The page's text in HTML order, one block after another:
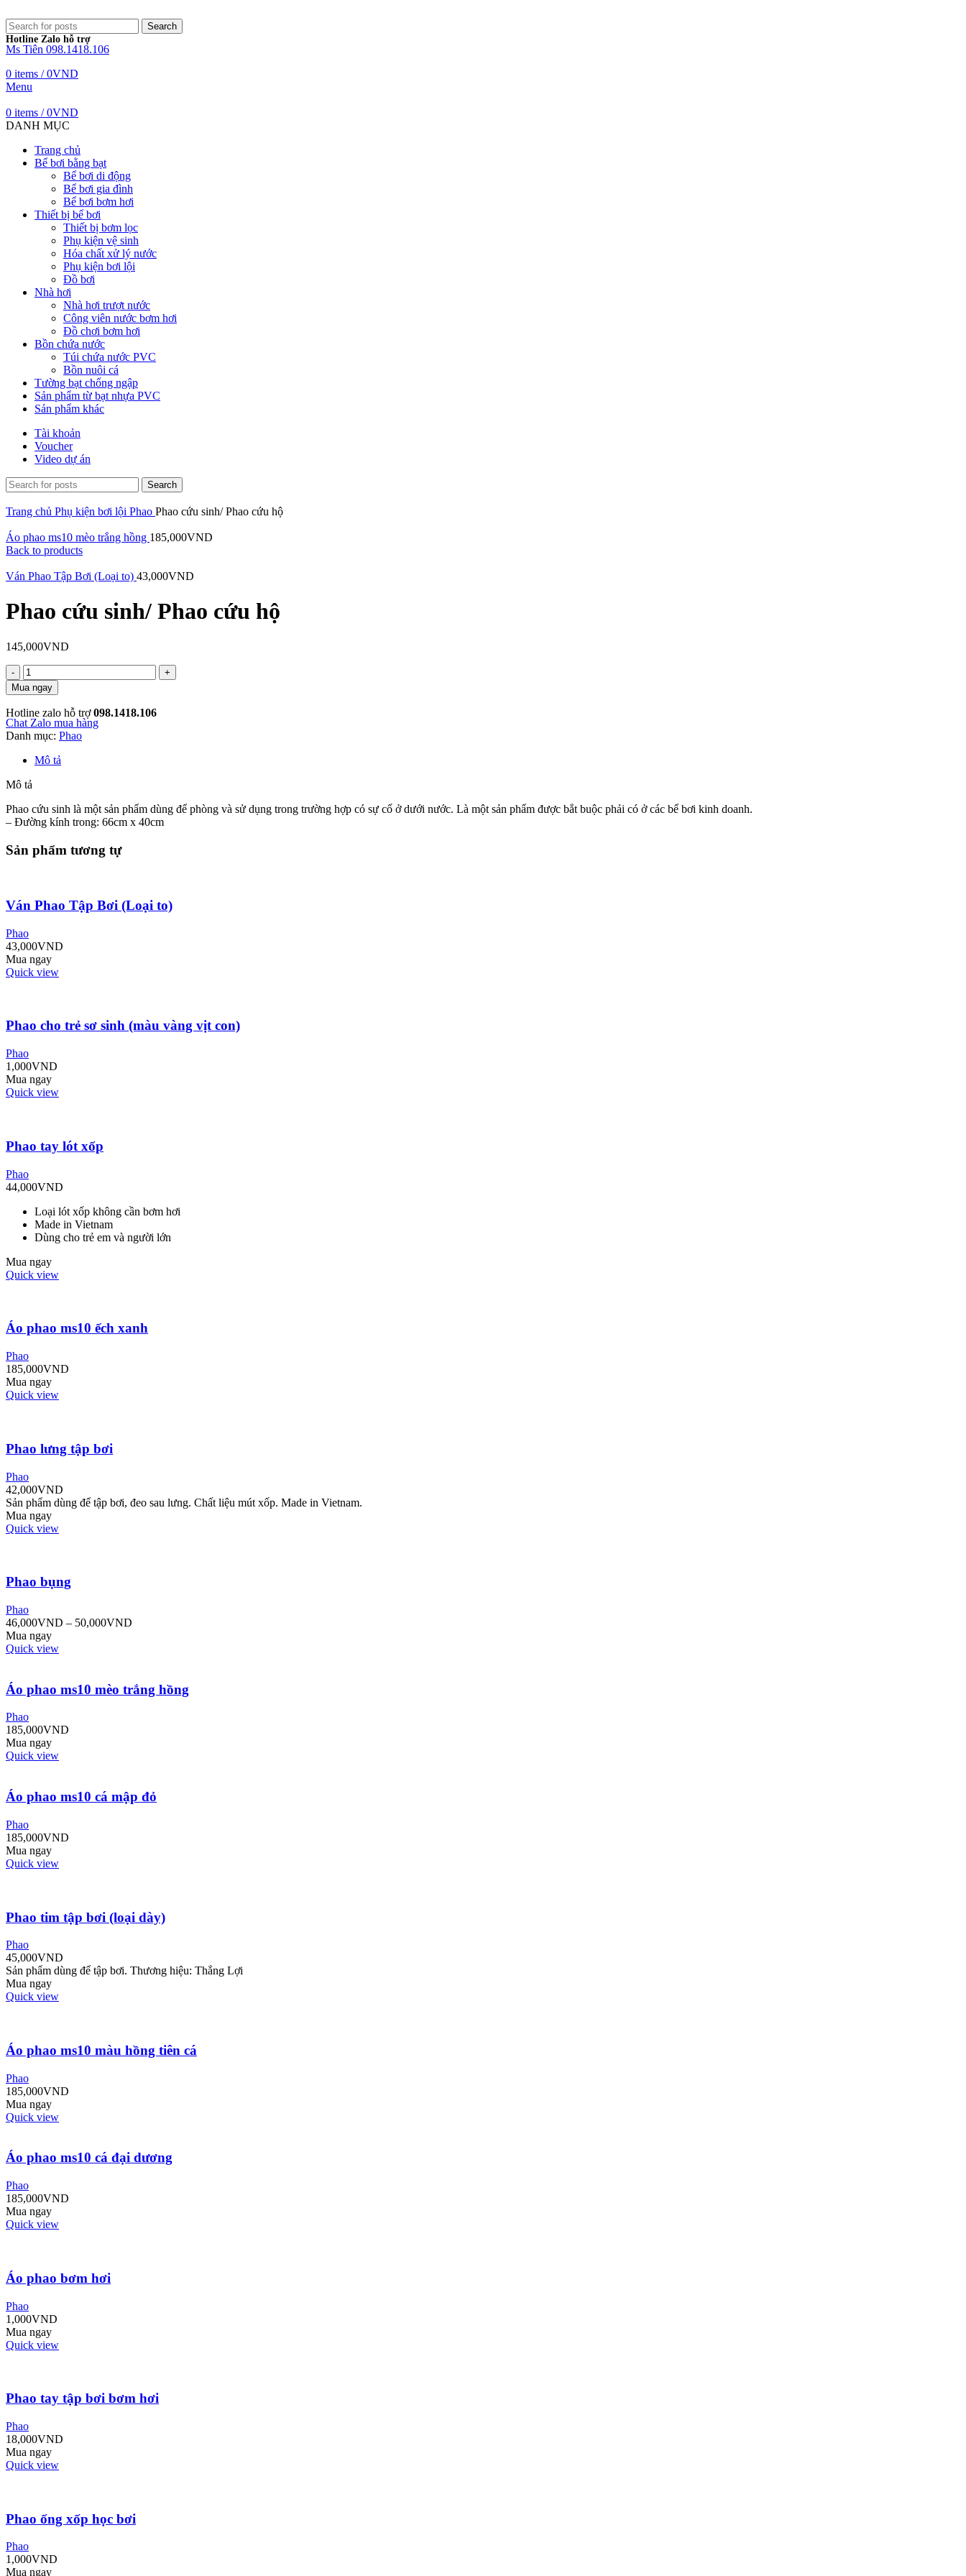
Search
Hotline Zalo hỗ trợ
Ms Tiên 098.1418.106
0 items / 0VND
Menu
0 items / 0VND
DANH MỤC
Trang chủ
Bể bơi bằng bạt
Bể bơi di động
Bể bơi gia đình
Bể bơi bơm hơi
Thiết bị bể bơi
Thiết bị bơm lọc
Phụ kiện vệ sinh
Hóa chất xử lý nước
Phụ kiện bơi lội
Đồ bơi
Nhà hơi
Nhà hơi trượt nước
Công viên nước bơm hơi
Đồ chơi bơm hơi
Bồn chứa nước
Túi chứa nước PVC
Bồn nuôi cá
Tường bạt chống ngập
Sản phẩm từ bạt nhựa PVC
Sản phẩm khác
Tài khoản
Voucher
Video dự án
Search
Trang chủ Phụ kiện bơi lội Phao Phao cứu sinh/ Phao cứu hộ
Áo phao ms10 mèo trắng hồng 185,000VND
Back to products
Ván Phao Tập Bơi (Loại to) 43,000VND
Phao cứu sinh/ Phao cứu hộ
145,000VND
Phao
cứu
sinh/
Phao
cứu
hộ
lượng
Mua ngay
Hotline zalo hỗ trợ098.1418.106
Chat Zalo mua hàng
Danh mục: Phao
Mô tả
Mô tả
Phao cứu sinh là một sản phẩm dùng để phòng và sử dụng trong trường hợp có sự cố ở dưới nước. Là một sản phẩm được bắt buộc phải có ở các bể bơi kinh doanh.
– Đường kính trong: 66cm x 40cm
Sản phẩm tương tự
Ván Phao Tập Bơi (Loại to)
Phao
43,000VND
Mua ngay
Quick view
Phao cho trẻ sơ sinh (màu vàng vịt con)
Phao
1,000VND
Mua ngay
Quick view
Phao tay lót xốp
Phao
44,000VND
Loại lót xốp không cần bơm hơi
Made in Vietnam
Dùng cho trẻ em và người lớn
Mua ngay
Quick view
Áo phao ms10 ếch xanh
Phao
185,000VND
Mua ngay
Quick view
Phao lưng tập bơi
Phao
42,000VND
Sản phẩm dùng để tập bơi, đeo sau lưng. Chất liệu mút xốp. Made in Vietnam.
Mua ngay
Quick view
Phao bụng
Phao
46,000VND – 50,000VND
Mua ngay
Quick view
Áo phao ms10 mèo trắng hồng
Phao
185,000VND
Mua ngay
Quick view
Áo phao ms10 cá mập đỏ
Phao
185,000VND
Mua ngay
Quick view
Phao tim tập bơi (loại dày)
Phao
45,000VND
Sản phẩm dùng để tập bơi. Thương hiệu: Thắng Lợi
Mua ngay
Quick view
Áo phao ms10 màu hồng tiên cá
Phao
185,000VND
Mua ngay
Quick view
Áo phao ms10 cá đại dương
Phao
185,000VND
Mua ngay
Quick view
Áo phao bơm hơi
Phao
1,000VND
Mua ngay
Quick view
Phao tay tập bơi bơm hơi
Phao
18,000VND
Mua ngay
Quick view
Phao ống xốp học bơi
Phao
1,000VND
Mua ngay